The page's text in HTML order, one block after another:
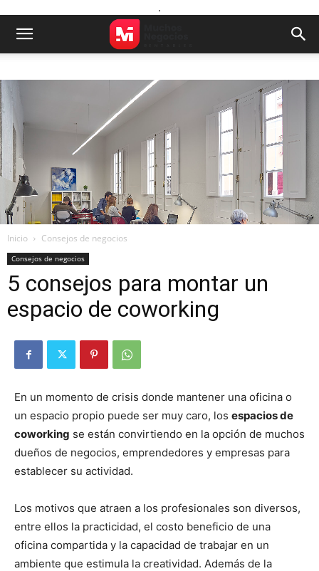
.
Inicio Consejos de negocios
Consejos de negocios
5 consejos para montar un
espacio de coworking
En un momento de crisis donde mantener una oficina o
un espacio propio puede ser muy caro, los espacios de
coworking se están convirtiendo en la opción de muchos
dueños de negocios, emprendedores y empresas para
establecer su actividad.
Los motivos que atraen a los profesionales son diversos,
entre ellos la practicidad, el costo beneficio de una
oficina compartida y la capacidad de trabajar en un
ambiente que estimula la creatividad. Además de la